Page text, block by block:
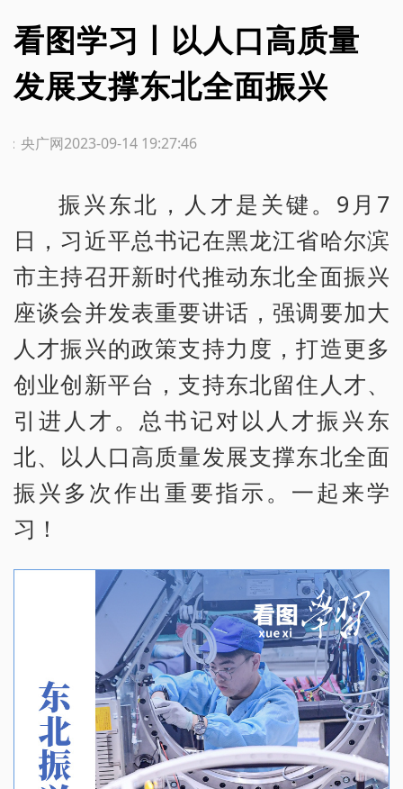
看图学习丨以人口高质量
发展支撑东北全面振兴
2023-09-14 19:27:46
：央广网
振兴东北，人才是关键。9月7
日，习近平总书记在黑龙江省哈尔滨
市主持召开新时代推动东北全面振兴
座谈会并发表重要讲话，强调要加大
人才振兴的政策支持力度，打造更多
创业创新平台，支持东北留住人才、
引进人才。总书记对以人才振兴东
北、以人口高质量发展支撑东北全面
振兴多次作出重要指示。一起来学
习！